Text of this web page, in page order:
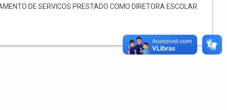
DE SERVICOS PRESTADO COMO DIRETORA ESCOLAR